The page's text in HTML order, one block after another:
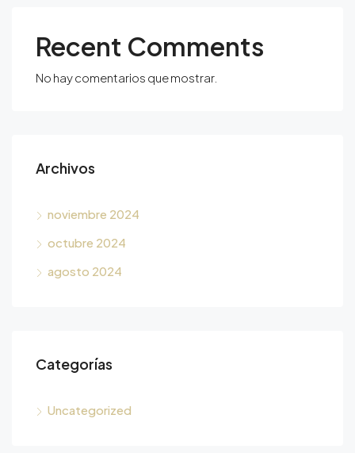
Recent Comments
No hay comentarios que mostrar.
Archivos
noviembre 2024
octubre 2024
agosto 2024
Categorías
Uncategorized